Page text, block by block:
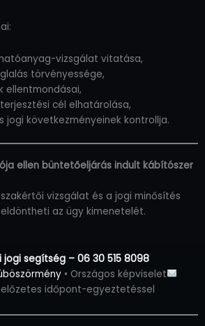
vizsgálat vitatása,
törvényessége,
ellentmondásai,
cél elhatárolása,
jogi következményeinek kontrollja.
ellen büntetőeljárás indult kábítószer
vizsgálat és a jogi minősítés
az ügy kimenetelét.
jogi segítség – 06 30 515 8098
• Országos képviselet
időpont-egyeztetéssel